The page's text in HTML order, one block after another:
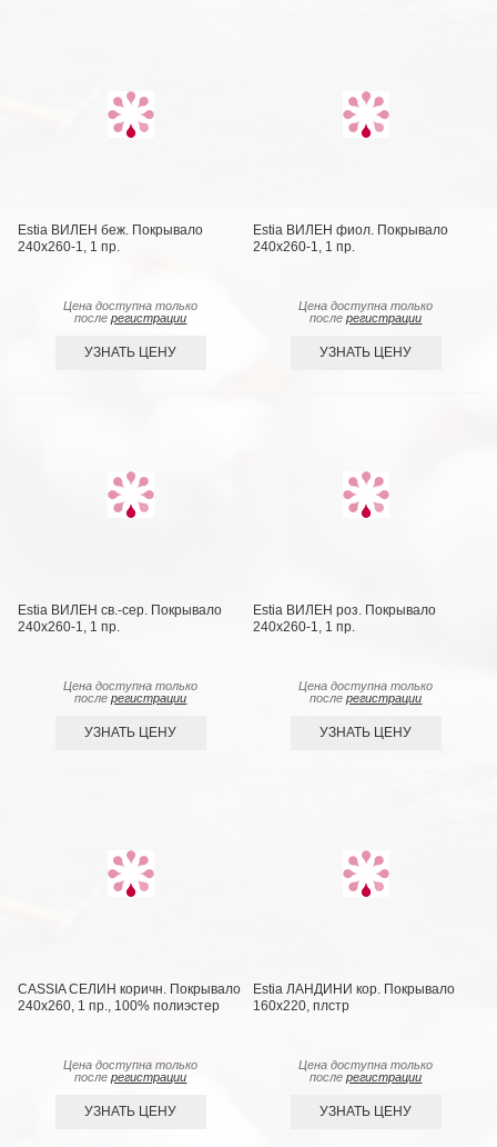
Estia ВИЛЕН беж. Покрывало
240х260-1, 1 пр.
Цена доступна только
послерегистрации
УЗНАТЬ ЦЕНУ
Estia ВИЛЕН фиол. Покрывало
240х260-1, 1 пр.
Цена доступна только
послерегистрации
УЗНАТЬ ЦЕНУ
Estia ВИЛЕН св.-сер. Покрывало
240х260-1, 1 пр.
Цена доступна только
послерегистрации
УЗНАТЬ ЦЕНУ
Estia ВИЛЕН роз. Покрывало
240х260-1, 1 пр.
Цена доступна только
послерегистрации
УЗНАТЬ ЦЕНУ
CASSIA СЕЛИН коричн. Покрывало
240х260, 1 пр., 100% полиэстер
Цена доступна только
послерегистрации
УЗНАТЬ ЦЕНУ
Estia ЛАНДИНИ кор. Покрывало
160х220, плстр
Цена доступна только
послерегистрации
УЗНАТЬ ЦЕНУ